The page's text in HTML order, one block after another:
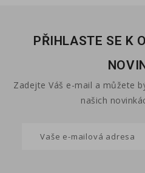
PŘIHLASTE SE K
Zadejte Váš e-mail a můžete
našich